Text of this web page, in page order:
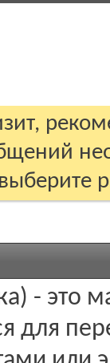
- это
для